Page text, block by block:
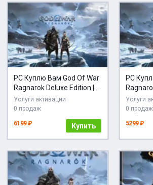
PC Куплю Вам God Of War
Ragnarok Deluxe Edition |
STEAM/EGS
Услуги активации
0 продаж
6199 ₽ Купить
PC
Услуги
0 продаж
5299 ₽